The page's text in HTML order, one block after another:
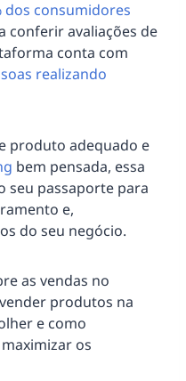
dos consumidores
conferir avaliações de
conta com
realizando
produto adequado e
bem pensada, essa
seu passaporte para
e,
do seu negócio.
as vendas no
produtos na
e como
os